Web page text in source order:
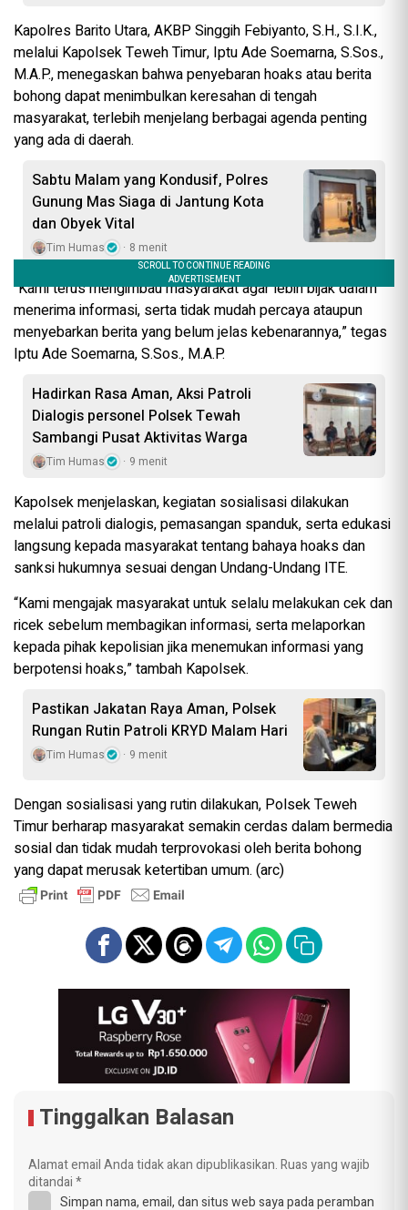
Kapolres Barito Utara, AKBP Singgih Febiyanto, S.H., S.I.K.,
melalui Kapolsek Teweh Timur, Iptu Ade Soemarna, S.Sos.,
M.A.P., menegaskan bahwa penyebaran hoaks atau berita
bohong dapat menimbulkan keresahan di tengah
masyarakat, terlebih menjelang berbagai agenda penting
yang ada di daerah.
Sabtu Malam yang Kondusif, Polres
Gunung Mas Siaga di Jantung Kota
dan Obyek Vital
Tim Humas 8 menit
“Kami terus mengimbau masyarakat agar lebih bijak dalam
menerima informasi, serta tidak mudah percaya ataupun
menyebarkan berita yang belum jelas kebenarannya,” tegas
Iptu Ade Soemarna, S.Sos., M.A.P.
Hadirkan Rasa Aman, Aksi Patroli
Dialogis personel Polsek Tewah
Sambangi Pusat Aktivitas Warga
Tim Humas 9 menit
Kapolsek menjelaskan, kegiatan sosialisasi dilakukan
melalui patroli dialogis, pemasangan spanduk, serta edukasi
langsung kepada masyarakat tentang bahaya hoaks dan
sanksi hukumnya sesuai dengan Undang-Undang ITE.
“Kami mengajak masyarakat untuk selalu melakukan cek dan
ricek sebelum membagikan informasi, serta melaporkan
kepada pihak kepolisian jika menemukan informasi yang
berpotensi hoaks,” tambah Kapolsek.
Pastikan Jakatan Raya Aman, Polsek
Rungan Rutin Patroli KRYD Malam Hari
Tim Humas 9 menit
Dengan sosialisasi yang rutin dilakukan, Polsek Teweh
Timur berharap masyarakat semakin cerdas dalam bermedia
sosial dan tidak mudah terprovokasi oleh berita bohong
yang dapat merusak ketertiban umum. (arc)
Tinggalkan Balasan
Alamat email Anda tidak akan dipublikasikan.Ruas yang wajib
ditandai*
Simpan nama, email, dan situs web saya pada peramban